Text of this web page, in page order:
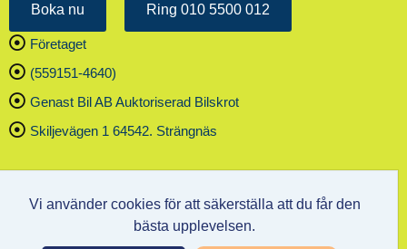
Boka nu Ring 010 5500 012
Företaget
(559151-4640)
Genast Bil AB Auktoriserad Bilskrot
Skiljevägen 1 64542. Strängnäs
Vi använder cookies för att säkerställa att du får den
bästa upplevelsen.